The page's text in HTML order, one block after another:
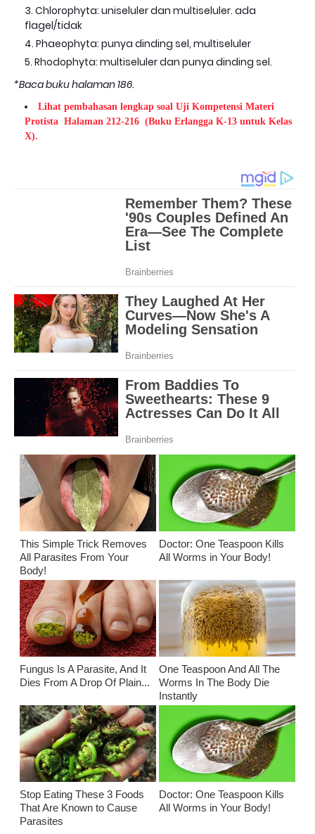
Chlorophyta: uniseluler dan multiseluler. ada
flagel/tidak
Phaeophyta: punya dinding sel, multiseluler
Rhodophyta: multiseluler dan punya dinding sel.
*Baca buku halaman 186.
Lihat pembahasan lengkap soal Uji Kompetensi Materi
Protista Halaman 212-216 (Buku Erlangga K-13 untuk Kelas
X).
This Simple Trick Removes
All Parasites From Your
Body!
Doctor: One Teaspoon Kills
All Worms in Your Body!
Fungus Is A Parasite, And It
Dies From A Drop Of Plain...
One Teaspoon And All The
Worms In The Body Die
Instantly
Stop Eating These 3 Foods
That Are Known to Cause
Parasites
Doctor: One Teaspoon Kills
All Worms in Your Body!